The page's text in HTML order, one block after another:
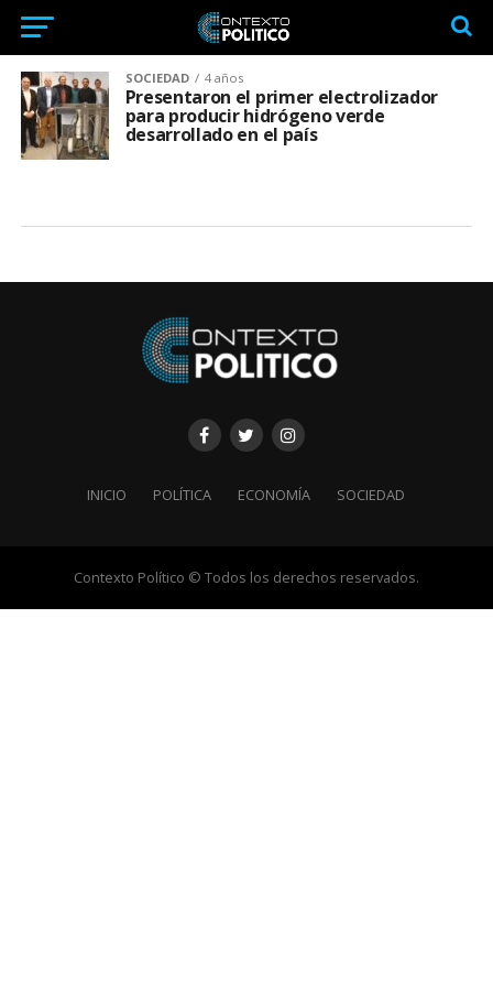
SOCIEDAD 4 años
Presentaron el primer electrolizador
para producir hidrógeno verde
desarrollado en el país
INICIO POLÍTICA ECONOMÍA SOCIEDAD
Contexto Político © Todos los derechos reservados.